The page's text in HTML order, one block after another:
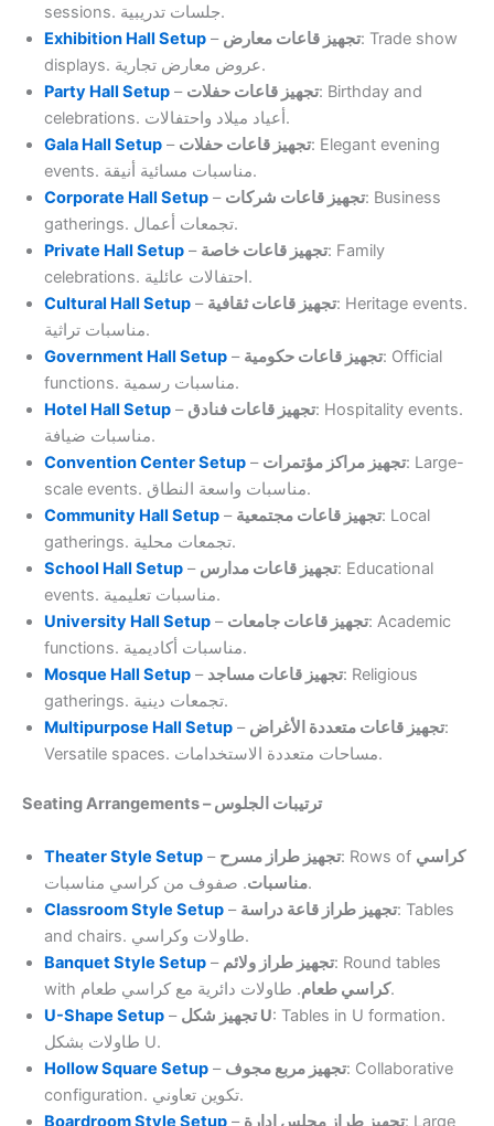
sessions. جلسات تدريبية.
Exhibition Hall Setup – تجهيز قاعات معارض: Trade show
displays. عروض معارض تجارية.
Party Hall Setup – تجهيز قاعات حفلات: Birthday and
celebrations. أعياد ميلاد واحتفالات.
Gala Hall Setup – تجهيز قاعات حفلات: Elegant evening
events. مناسبات مسائية أنيقة.
Corporate Hall Setup – تجهيز قاعات شركات: Business
gatherings. تجمعات أعمال.
Private Hall Setup – تجهيز قاعات خاصة: Family
celebrations. احتفالات عائلية.
Cultural Hall Setup – تجهيز قاعات ثقافية: Heritage events.
مناسبات تراثية.
Government Hall Setup – تجهيز قاعات حكومية: Official
functions. مناسبات رسمية.
Hotel Hall Setup – تجهيز قاعات فنادق: Hospitality events.
مناسبات ضيافة.
Convention Center Setup – تجهيز مراكز مؤتمرات: Large-
scale events. مناسبات واسعة النطاق.
Community Hall Setup – تجهيز قاعات مجتمعية: Local
gatherings. تجمعات محلية.
School Hall Setup – تجهيز قاعات مدارس: Educational
events. مناسبات تعليمية.
University Hall Setup – تجهيز قاعات جامعات: Academic
functions. مناسبات أكاديمية.
Mosque Hall Setup – تجهيز قاعات مساجد: Religious
gatherings. تجمعات دينية.
Multipurpose Hall Setup – تجهيز قاعات متعددة الأغراض:
Versatile spaces. مساحات متعددة الاستخدامات.
Seating Arrangements – ترتيبات الجلوس
Theater Style Setup – تجهيز طراز مسرح: Rows of كراسي
مناسبات. صفوف من كراسي مناسبات.
Classroom Style Setup – تجهيز طراز قاعة دراسة: Tables
and chairs. طاولات وكراسي.
Banquet Style Setup – تجهيز طراز ولائم: Round tables
with
كراسي طعام. طاولات دائرية مع كراسي طعام.
U-Shape Setup – تجهيز شكل U: Tables in U formation.
طاولات بشكل U.
Hollow Square Setup – تجهيز مربع مجوف: Collaborative
configuration. تكوين تعاوني.
Boardroom Style Setup – تجهيز طراز مجلس إدارة: Large